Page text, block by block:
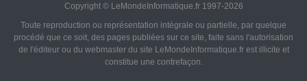
Copyright © LeMondeInformatique.fr 1997-2026
Toute reproduction ou représentation intégrale ou partielle, par quelque
procédé que ce soit, des pages publiées sur ce site, faite sans l'autorisation
de l'éditeur ou du webmaster du site LeMondeInformatique.fr est illicite et
constitue une contrefaçon.